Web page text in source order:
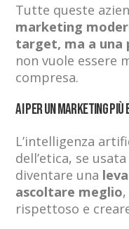
Tutte queste
marketing
target, ma a una
non vuole essere
compresa.
AI per un marketing più
L’intelligenza
dell’etica, se
diventare una
ascoltare meglio
rispettoso e